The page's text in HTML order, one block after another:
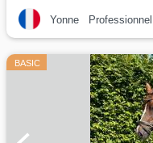
Yonne
Professionnel
BASIC